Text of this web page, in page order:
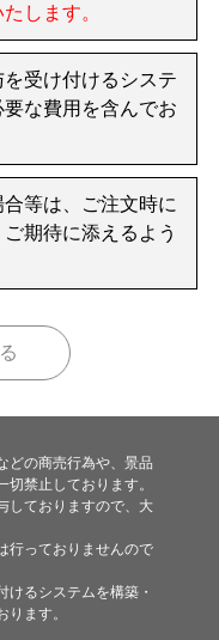
します。
受け付けるシステ
な費用を含んでお
等は、ご注文時に
期待に添えるよう
どの商売行為や、景品
禁止しております。
しておりますので、大
行っておりませんので
るシステムを構築・
ます。